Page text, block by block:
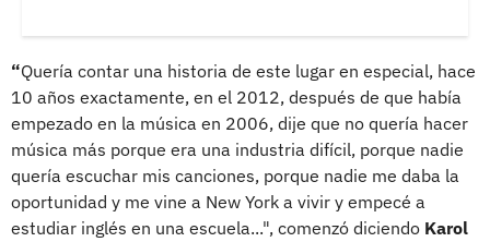
“Quería contar una historia de este lugar en especial, hace
10 años exactamente, en el 2012, después de que había
empezado en la música en 2006, dije que no quería hacer
música más porque era una industria difícil, porque nadie
quería escuchar mis canciones, porque nadie me daba la
oportunidad y me vine a New York a vivir y empecé a
estudiar inglés en una escuela...", comenzó diciendo Karol